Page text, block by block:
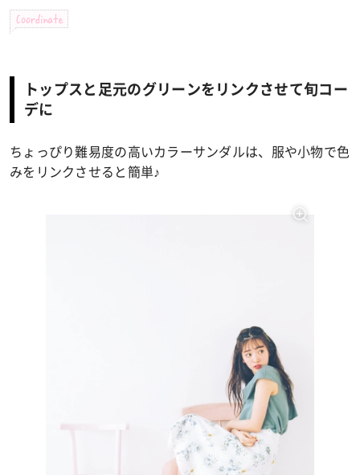
Coordinate
トップスと足元のグリーンをリンクさせて旬コー
デに
ちょっぴり難易度の高いカラーサンダルは、服や小物で色
みをリンクさせると簡単♪